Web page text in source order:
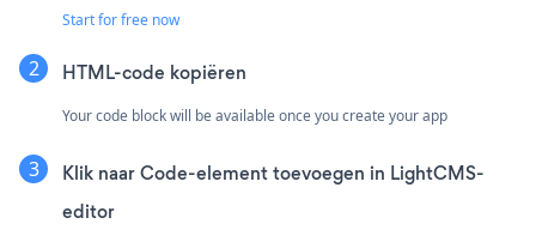
Start for free now
HTML-code kopiëren
Your code block will be available once you create your app
Klik naarCode-element toevoegen in LightCMS-
editor